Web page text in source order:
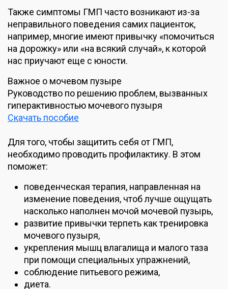
Также симптомы ГМП часто возникают из-за
неправильного поведения самих пациенток,
например, многие имеют привычку «помочиться
на дорожку» или «на всякий случай», к которой
нас приучают еще с юности.
Важное о мочевом пузыре
Руководство по решению проблем, вызванных
гиперактивностью мочевого пузыря
Скачать пособие
Для того, чтобы защитить себя от ГМП,
необходимо проводить профилактику. В этом
поможет:
поведенческая терапия, направленная на
изменение поведения, чтоб лучше ощущать
насколько наполнен мочой мочевой пузырь,
развитие привычки терпеть как тренировка
мочевого пузыря,
укрепления мышц влагалища и малого таза
при помощи специальных упражнений,
соблюдение питьевого режима,
диета.